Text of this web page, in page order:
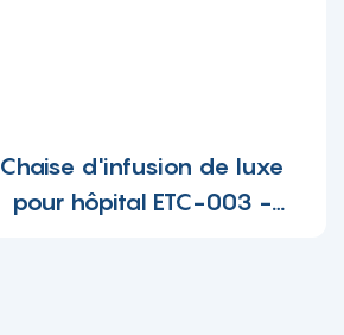
Chaise d'infusion de luxe
pour hôpital ETC-003 -